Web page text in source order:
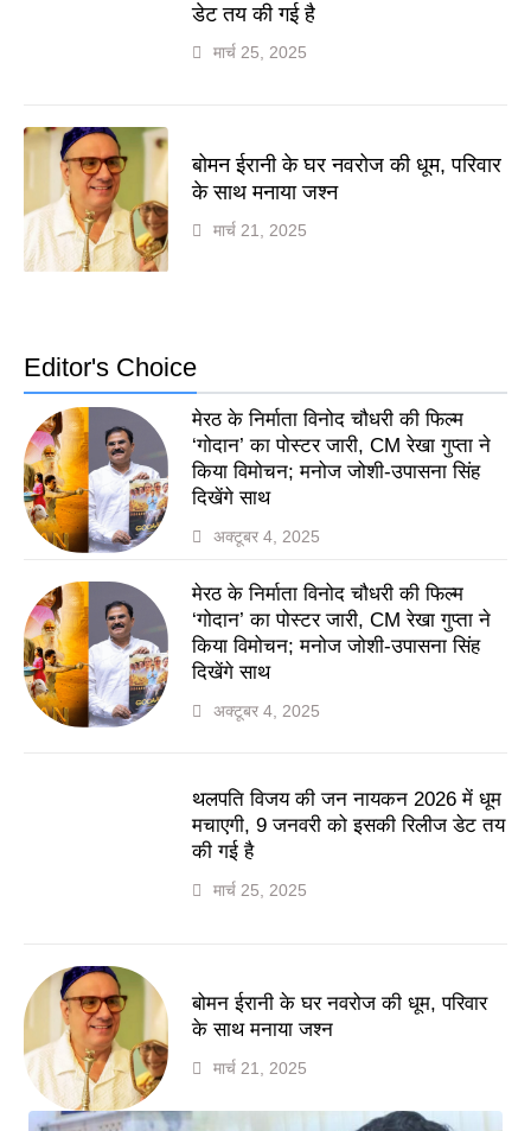
डेट तय की गई है
मार्च 25, 2025
बोमन ईरानी के घर नवरोज की धूम, परिवार
के साथ मनाया जश्न
मार्च 21, 2025
Editor's Choice
मेरठ के निर्माता विनोद चौधरी की फिल्म
‘गोदान’ का पोस्टर जारी, CM रेखा गुप्ता ने
किया विमोचन; मनोज जोशी-उपासना सिंह
दिखेंगे साथ
अक्टूबर 4, 2025
मेरठ के निर्माता विनोद चौधरी की फिल्म
‘गोदान’ का पोस्टर जारी, CM रेखा गुप्ता ने
किया विमोचन; मनोज जोशी-उपासना सिंह
दिखेंगे साथ
अक्टूबर 4, 2025
थलपति विजय की जन नायकन 2026 में धूम
मचाएगी, 9 जनवरी को इसकी रिलीज डेट तय
की गई है
मार्च 25, 2025
बोमन ईरानी के घर नवरोज की धूम, परिवार
के साथ मनाया जश्न
मार्च 21, 2025